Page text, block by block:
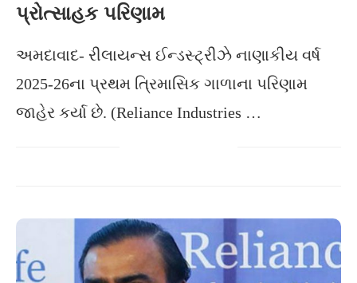
પ્રોત્સાહક પરિણામ
અમદાવાદ- રીલાયન્સ ઈન્ડસ્ટ્રીઝે નાણાકીય વર્ષ
2025-26ના પ્રથમ ત્રિમાસિક ગાળાના પરિણામ
જાહેર કર્યા છે. (Reliance Industries …